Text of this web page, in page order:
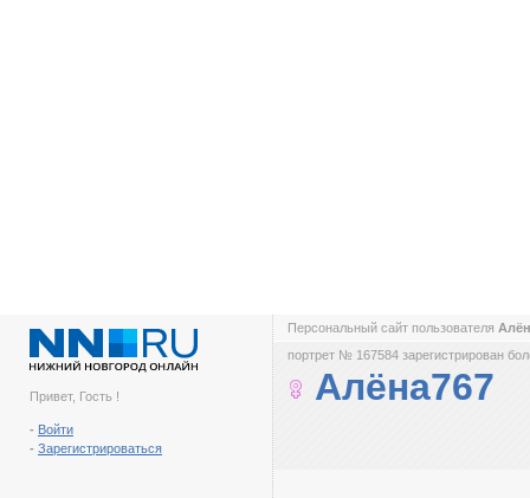
Привет, Гость !
- Войти
- Зарегистрироваться
Персональный сайт пользователя
портрет № 167584 зарегистрирован
Алёна767